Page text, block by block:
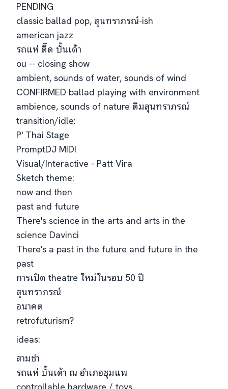
PENDING
classic ballad pop, สุนทราภรณ์-ish
american jazz
รถแห่ ตี๊ด บั้นเด้า
ou -- closing show
ambient, sounds of water, sounds of wind
CONFIRMED ballad playing with environment
ambience, sounds of nature ตีมสุนทราภรณ์
transition/idle:
P' Thai Stage
PromptDJ MIDI
Visual/Interactive - Patt Vira
Sketch theme:
now and then
past and future
There's science in the arts and arts in the
science Davinci
There's a past in the future and future in the
past
การเปิด theatre ใหม่ในรอบ 50 ปี
สุนทราภรณ์
อนาคต
retrofuturism?
ideas:
สามช่า
รถแห่ บั้นเด้า​ ณ​ อำเภอชุมแพ